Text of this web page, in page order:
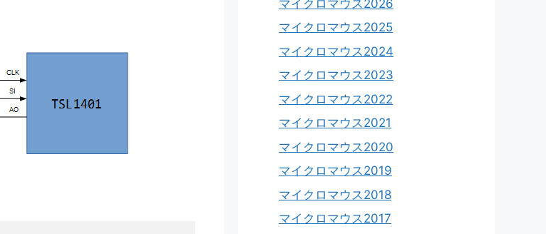
マイクロマウス2026
マイクロマウス2025
マイクロマウス2024
マイクロマウス2023
マイクロマウス2022
マイクロマウス2021
マイクロマウス2020
マイクロマウス2019
マイクロマウス2018
マイクロマウス2017